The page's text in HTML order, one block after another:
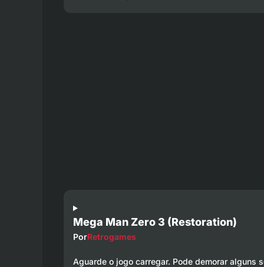
Mega Man Zero 3 (Restoration)
PorRetrogames
Aguarde o jogo carregar. Pode demorar alguns